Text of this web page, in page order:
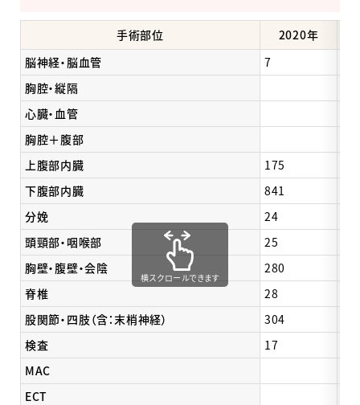
手術部位 2020年
脳神経・脳血管
7
胸腔・縦隔
心臓・血管
胸腔＋腹部
上腹部内臓
175
下腹部内臓
841
分娩
24
頭頸部・咽喉部
25
胸壁・腹壁・会陰
280
脊椎
28
股関節・四肢（含：末梢神経）
304
検査
17
MAC
ECT
横スクロールできます